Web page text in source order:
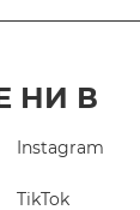
НИ В
Instagram
TikTok